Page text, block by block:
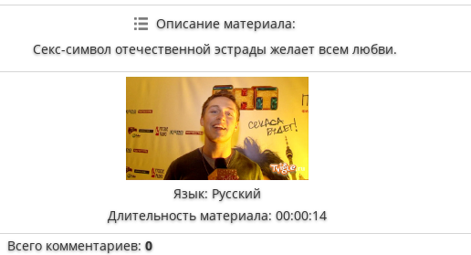
Описание материала:
Секс-символ отечественной эстрады желает всем любви.
Язык: Русский
Длительность материала: 00:00:14
Всего комментариев:0